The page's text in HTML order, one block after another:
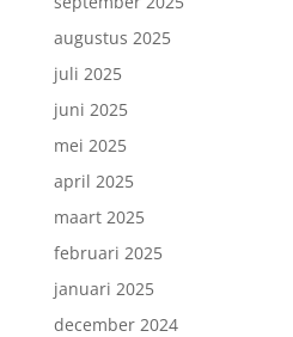
augustus 2025
juli 2025
juni 2025
mei 2025
april 2025
maart 2025
februari 2025
januari 2025
december 2024